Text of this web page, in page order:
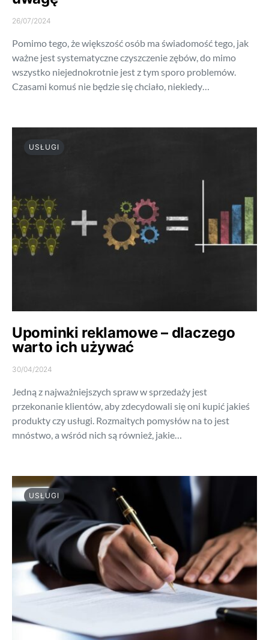
26/07/2024
Pomimo tego, że większość osób ma świadomość tego, jak
ważne jest systematyczne czyszczenie zębów, do mimo
wszystko niejednokrotnie jest z tym sporo problemów.
Czasami komuś nie będzie się chciało, niekiedy…
USŁUGI
Upominki reklamowe – dlaczego
warto ich używać
30/04/2024
Jedną z najważniejszych spraw w sprzedaży jest
przekonanie klientów, aby zdecydowali się oni kupić jakieś
produkty czy usługi. Rozmaitych pomysłów na to jest
mnóstwo, a wśród nich są również, jakie…
USŁUGI